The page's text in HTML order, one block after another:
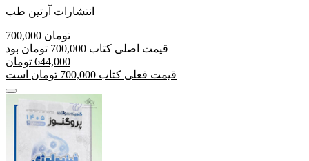
انتشارات آرتین طب
700,000 تومان
قیمت اصلی کتاب 700,000 تومان بود
644,000 تومان
قیمت فعلی کتاب 700,000 تومان است